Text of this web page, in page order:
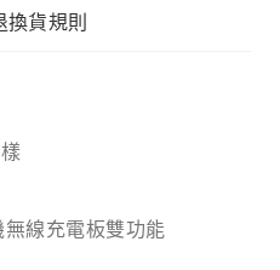
換貨規則
線充電板雙功能